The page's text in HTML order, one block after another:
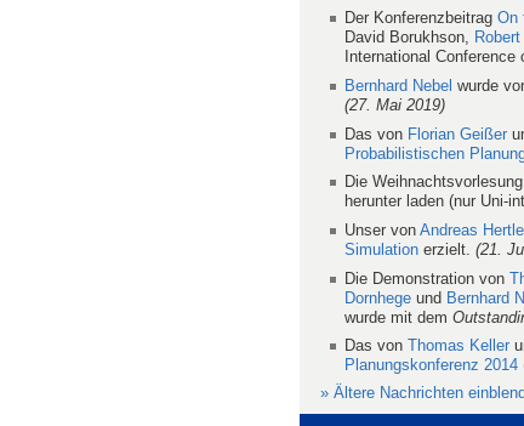
Der KonferenzbeitragOn
David Borukhson,
International
Bernhard Nebel wurde
(27. Mai 2019)
Das von Florian Geißer
Probabilistischen
Die
herunter laden (nur Uni-
Unser vonAndreas Hertle
Simulation erzielt.(21.
Die Demonstration von
Dornhege und Bernhard
wurde mit dem
Das vonThomas Keller
Planungskonferenz 2014
» Ältere Nachrichten